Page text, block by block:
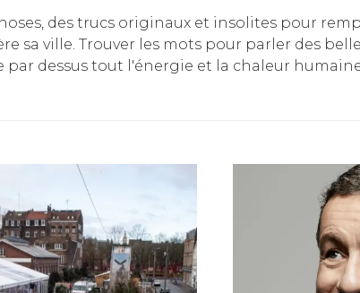
des trucs originaux et insolites pour
sa ville. Trouver les mots pour parler des
par dessus tout l'énergie et la chaleur